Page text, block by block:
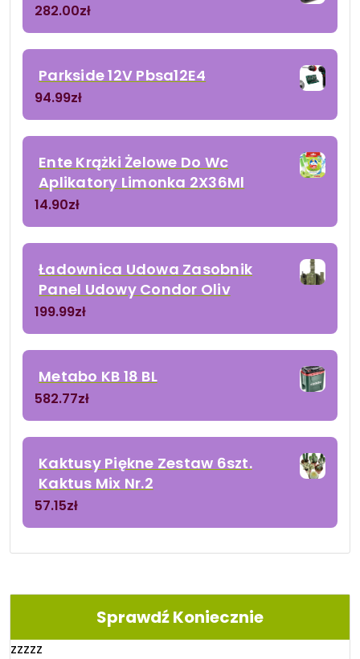
282.00zł
Parkside 12V Pbsa12E4
94.99zł
Ente Krążki Żelowe Do Wc
Aplikatory Limonka 2X36Ml
14.90zł
Ładownica Udowa Zasobnik
Panel Udowy Condor Oliv
199.99zł
Metabo KB 18 BL
582.77zł
Kaktusy Piękne Zestaw 6szt.
Kaktus Mix Nr.2
57.15zł
Sprawdź Koniecznie
zzzzz